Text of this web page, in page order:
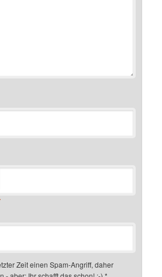
Zeit einen Spam-Angriff, daher